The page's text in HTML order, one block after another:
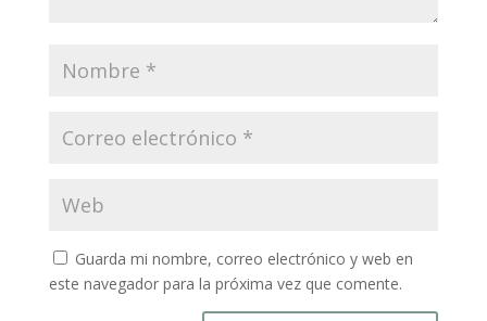
Guarda mi nombre, correo electrónico y web en
este navegador para la próxima vez que comente.